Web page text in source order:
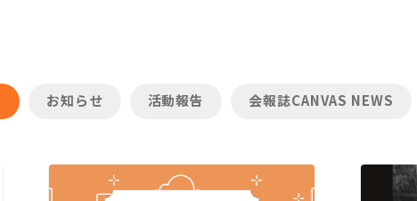
お知らせ 活動報告 会報誌CANVAS NEWS